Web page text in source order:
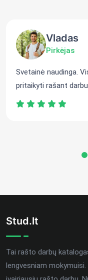
Vladas
Pirkėjas
Svetainė naudinga.
pritaikyti rašant
Stud.lt
Tai rašto darbų
lengvesniam